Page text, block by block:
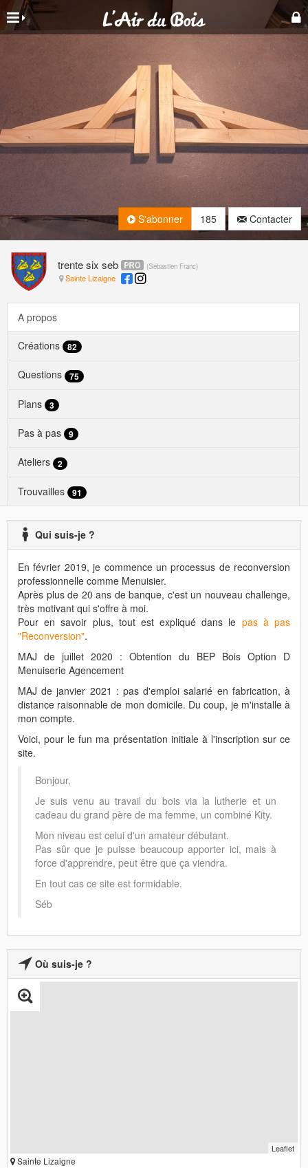
trente six seb (Sébastien Franc)
Sainte Lizaigne
S'abonner 185 Contacter
A propos
Créations 82
Questions 75
Plans 3
Pas à pas 9
Ateliers 2
Trouvailles 91
Qui suis-je ?
En février 2019, je commence un processus de reconversion
professionnelle comme Menuisier.
Après plus de 20 ans de banque, c'est un nouveau challenge,
très motivant qui s'offre à moi.
Pour en savoir plus, tout est expliqué dans le pas à pas
"Reconversion".
MAJ de juillet 2020 : Obtention du BEP Bois Option D
Menuiserie Agencement
MAJ de janvier 2021 : pas d'emploi salarié en fabrication, à
distance raisonnable de mon domicile. Du coup, je m'installe à
mon compte.
Voici, pour le fun ma présentation initiale à l'inscription sur ce
site.
Bonjour,
Je suis venu au travail du bois via la lutherie et un
cadeau du grand père de ma femme, un combiné Kity.
Mon niveau est celui d'un amateur débutant.
Pas sûr que je puisse beaucoup apporter ici, mais à
force d'apprendre, peut être que ça viendra.
En tout cas ce site est formidable.
Séb
Où suis-je ?
Leaflet
Sainte Lizaigne